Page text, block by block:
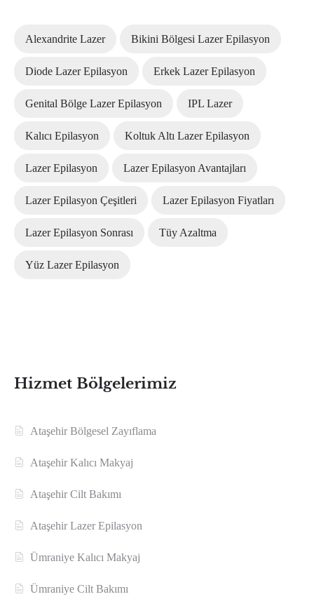
Alexandrite Lazer Bikini Bölgesi Lazer Epilasyon
Diode Lazer Epilasyon Erkek Lazer Epilasyon
Genital Bölge Lazer Epilasyon IPL Lazer
Kalıcı Epilasyon Koltuk Altı Lazer Epilasyon
Lazer Epilasyon Lazer Epilasyon Avantajları
Lazer Epilasyon Çeşitleri Lazer Epilasyon Fiyatları
Lazer Epilasyon Sonrası Tüy Azaltma
Yüz Lazer Epilasyon
Hizmet Bölgelerimiz
Ataşehir Bölgesel Zayıflama
Ataşehir Kalıcı Makyaj
Ataşehir Cilt Bakımı
Ataşehir Lazer Epilasyon
Ümraniye Kalıcı Makyaj
Ümraniye Cilt Bakımı